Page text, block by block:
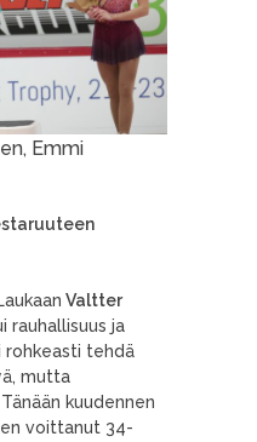
Emmi
Valtter
rauhallisuus ja
rohkeasti tehdä
mutta
kuudennen
voittanut 34-